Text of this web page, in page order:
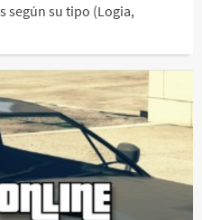
según su tipo (Logia,